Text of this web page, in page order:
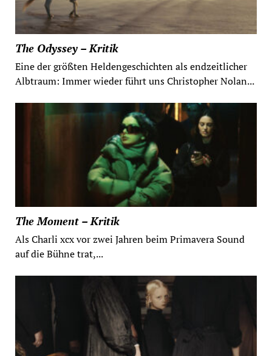
The Odyssey – Kritik
Eine der größten Heldengeschichten als endzeitlicher
Albtraum: Immer wieder führt uns Christopher Nolan...
The Moment – Kritik
Als Charli xcx vor zwei Jahren beim Primavera Sound
auf die Bühne trat,...